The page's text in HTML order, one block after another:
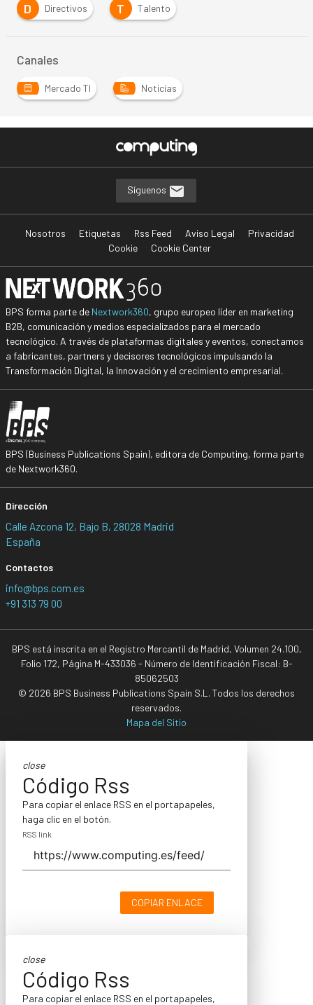
D
Directivos T Talento
Canales
Mercado TI Noticias
Síguenos
Nosotros Etiquetas Rss Feed Aviso Legal
Privacidad
Cookie
Cookie Center
BPS forma parte de Nextwork360, grupo europeo líder en marketing
B2B, comunicación y medios especializados para el mercado
tecnológico. A través de plataformas digitales y eventos, conectamos
a fabricantes, partners y decisores tecnológicos impulsando la
Transformación Digital, la Innovación y el crecimiento empresarial.
BPS (Business Publications Spain), editora de Computing, forma parte
de Nextwork360.
Dirección
Calle Azcona 12, Bajo B, 28028 Madrid
España
Contactos
info@bps.com.es
+91 313 79 00
BPS está inscrita en el Registro Mercantil de Madrid, Volumen 24.100,
Folio 172, Página M-433036 - Número de Identificación Fiscal: B-
85062503
© 2026 BPS Business Publications Spain S.L. Todos los derechos
reservados.
Mapa del Sitio
close
Código Rss
Para copiar el enlace RSS en el portapapeles,
haga clic en el botón.
RSS link
COPIAR ENLACE
close
Código Rss
Para copiar el enlace RSS en el portapapeles,